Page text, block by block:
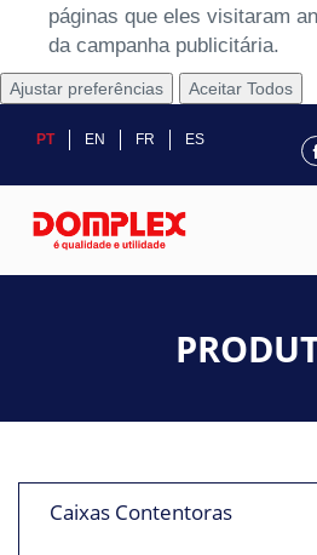
páginas que eles visitaram
da campanha publicitária.
Ajustar preferências Aceitar Todos
PT EN FR ES
Caixas Contentoras